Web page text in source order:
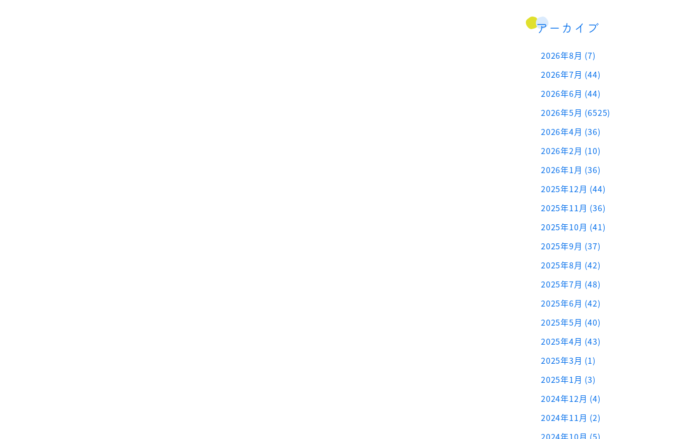
アーカイブ
2026年8月 (7)
2026年7月 (44)
2026年6月 (44)
2026年5月 (6525)
2026年4月 (36)
2026年2月 (10)
2026年1月 (36)
2025年12月 (44)
2025年11月 (36)
2025年10月 (41)
2025年9月 (37)
2025年8月 (42)
2025年7月 (48)
2025年6月 (42)
2025年5月 (40)
2025年4月 (43)
2025年3月 (1)
2025年1月 (3)
2024年12月 (4)
2024年11月 (2)
2024年10月 (5)